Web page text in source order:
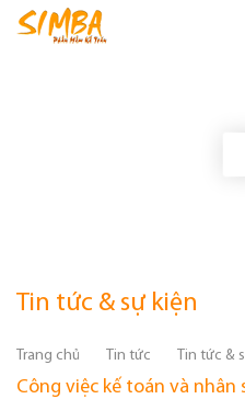
Tin tức & sự kiện
Trang chủ Tin tức Tin tức &
Công việc kế toán và nhân